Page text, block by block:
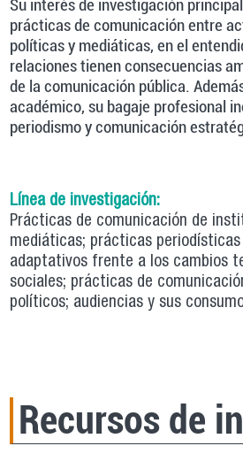
Su interés de investigación
prácticas de comunicación entre
políticas y mediáticas, en el
relaciones tienen consecuencias
de la comunicación pública.
académico, su bagaje profesional
periodismo y comunicación
Línea de investigación:
Prácticas de comunicación de
mediáticas; prácticas periodísticas
adaptativos frente a los cambios
sociales; prácticas de
políticos; audiencias y sus
Recursos de